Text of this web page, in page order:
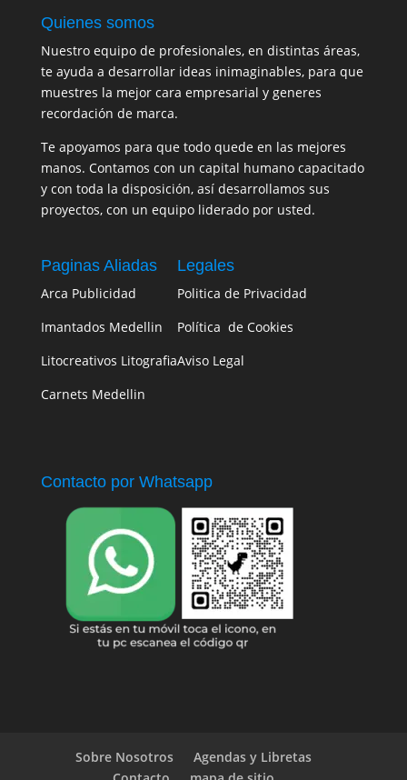
Quienes somos
Nuestro equipo de profesionales, en distintas áreas,
te ayuda a desarrollar ideas inimaginables, para que
muestres la mejor cara empresarial y generes
recordación de marca.
Te apoyamos para que todo quede en las mejores
manos. Contamos con un capital humano capacitado
y con toda la disposición, así desarrollamos sus
proyectos, con un equipo liderado por usted.
Paginas Aliadas
Arca Publicidad
Imantados Medellin
Litocreativos Litografia
Carnets Medellin
Legales
Politica de Privacidad
Política de Cookies
Aviso Legal
Contacto por Whatsapp
Sobre Nosotros
Agendas y Libretas